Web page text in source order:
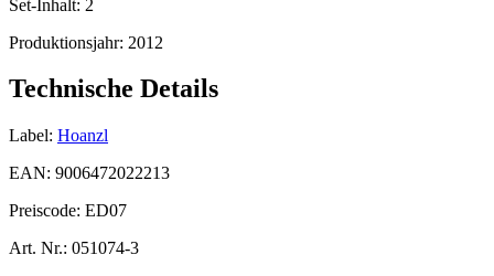
Set-Inhalt: 2
Produktionsjahr: 2012
Technische Details
Label: Hoanzl
EAN: 9006472022213
Preiscode: ED07
Art. Nr.: 051074-3